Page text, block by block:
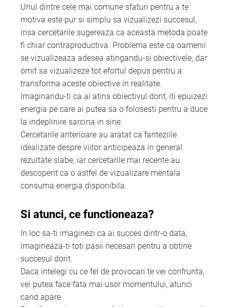
Unul dintre cele mai comune sfaturi pentru a te
motiva este pur si simplu sa vizualizezi succesul,
insa cercetarile sugereaza ca aceasta metoda poate
fi chiar contraproductiva. Problema este ca oamenii
se vizualizeaza adesea atingandu-si obiectivele, dar
omit sa vizualizeze tot efortul depus pentru a
transforma aceste obiective in realitate.
Imaginandu-ti ca ai atins obiectivul dorit, iti epuizezi
energia pe care ai putea sa o folosesti pentru a duce
la indeplinire sarcina in sine.
Cercetarile anterioare au aratat ca fanteziile
idealizate despre viitor anticipeaza in general
rezultate slabe, iar cercetarile mai recente au
descoperit ca o astfel de vizualizare mentala
consuma energia disponibila.
Si atunci, ce functioneaza?
In loc sa-ti imaginezi ca ai succes dintr-o data,
imagineaza-ti toti pasii necesari pentru a obtine
succesul dorit.
Daca intelegi cu ce fel de provocari te vei confrunta,
vei putea face fata mai usor momentului, atunci
cand apare.